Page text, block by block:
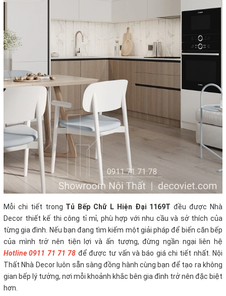
Mỗi chi tiết trong Tủ Bếp Chữ L Hiện Đại 1169T đều được Nhà
Decor thiết kế thi công tỉ mỉ, phù hợp với nhu cầu và sở thích của
từng gia đình. Nếu bạn đang tìm kiếm một giải pháp để biến căn bếp
của mình trở nên tiện lợi và ấn tượng, đừng ngần ngại liên hệ
Hotline 0911 71 71 78 để được tư vấn và báo giá chi tiết nhất. Nội
Thất Nhà Decor luôn sẵn sàng đồng hành cùng bạn để tạo ra không
gian bếp lý tưởng, nơi mỗi khoảnh khắc bên gia đình trở nên đặc biệt
hơn.